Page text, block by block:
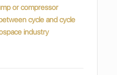
or compressor
cycle and cycle
industry